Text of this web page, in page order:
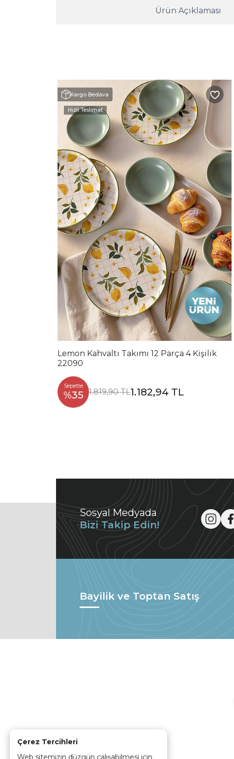
Çerez Tercihleri
Web sitemizin düzgün çalışabilmesi için
Ürün Açıklaması
Kargo Bedava
Hızlı Teslimat
Lemon Kahvaltı Takımı 12 Parça 4 Kişilik
22090
Sepette
%35 1.819,90 TL1.182,94 TL
Sosyal Medyada
Bizi Takip Edin!
Bayilik ve Toptan Satış